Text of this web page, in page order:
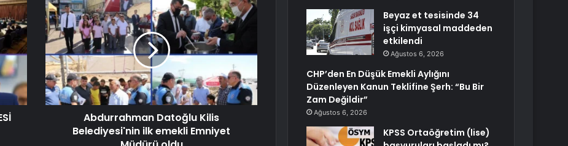
Abdurrahman Datoğlu Kilis
Belediyesi'nin ilk emekli Emniyet
Beyaz et tesisinde 34
işçi kimyasal maddeden
etkilendi
Ağustos 6, 2026
CHP’den En Düşük Emekli Aylığını
Düzenleyen Kanun Teklifine Şerh: “Bu Bir
Zam Değildir”
Ağustos 6, 2026
KPSS Ortaöğretim (lise)